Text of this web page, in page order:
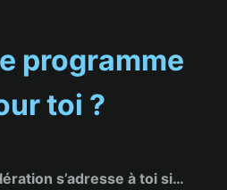
programme
toi ?
s’adresse à toi si…